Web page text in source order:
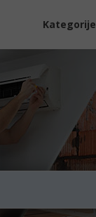
Kategorije